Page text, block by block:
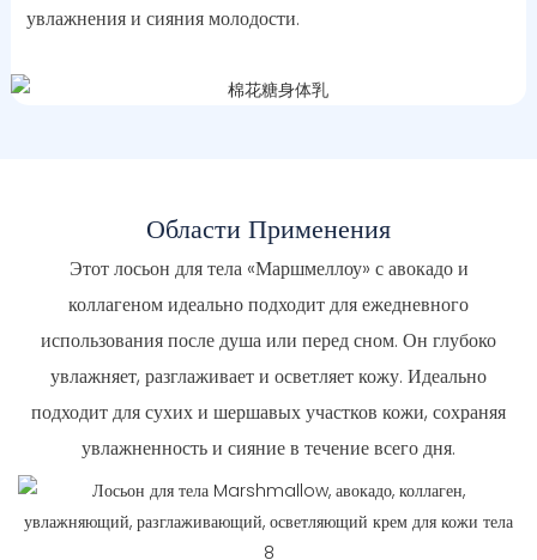
увлажнения и сияния молодости.
Области Применения
Этот лосьон для тела «Маршмеллоу» с авокадо и
коллагеном идеально подходит для ежедневного
использования после душа или перед сном. Он глубоко
увлажняет, разглаживает и осветляет кожу. Идеально
подходит для сухих и шершавых участков кожи, сохраняя
увлажненность и сияние в течение всего дня.